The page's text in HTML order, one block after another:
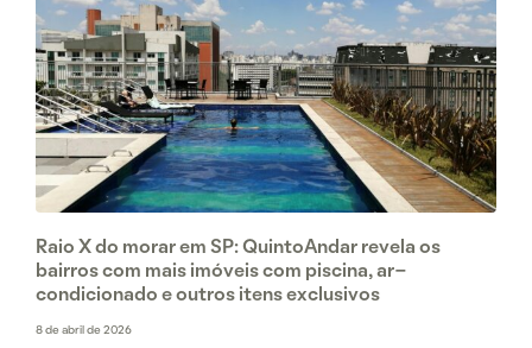
Raio X do morar em SP: QuintoAndar revela os
bairros com mais imóveis com piscina, ar-
condicionado e outros itens exclusivos
8 de abril de 2026